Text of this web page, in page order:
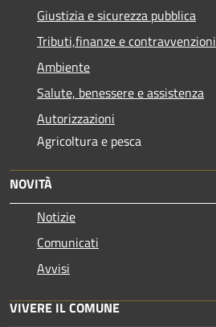
Giustizia e sicurezza pubblica
Tributi,finanze e contravvenzioni
Ambiente
Salute, benessere e assistenza
Autorizzazioni
Agricoltura e pesca
NOVITÀ
Notizie
Comunicati
Avvisi
VIVERE IL COMUNE